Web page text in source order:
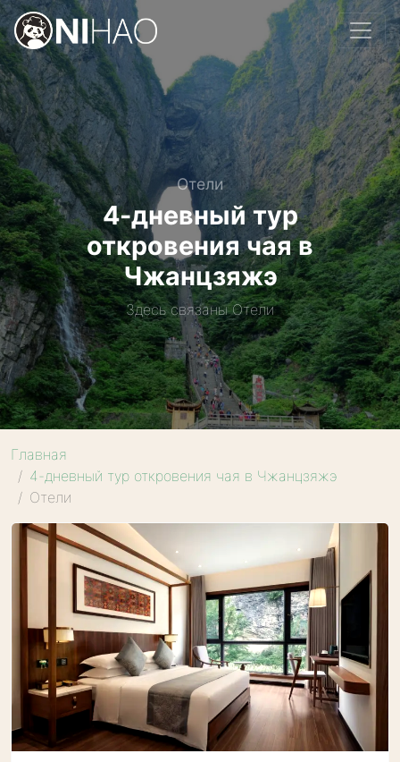
Отели
4-дневный тур
откровения чая в
Чжанцзяжэ
Здесь связаны Отели
Главная
4-дневный тур откровения чая в Чжанцзяжэ
Отели